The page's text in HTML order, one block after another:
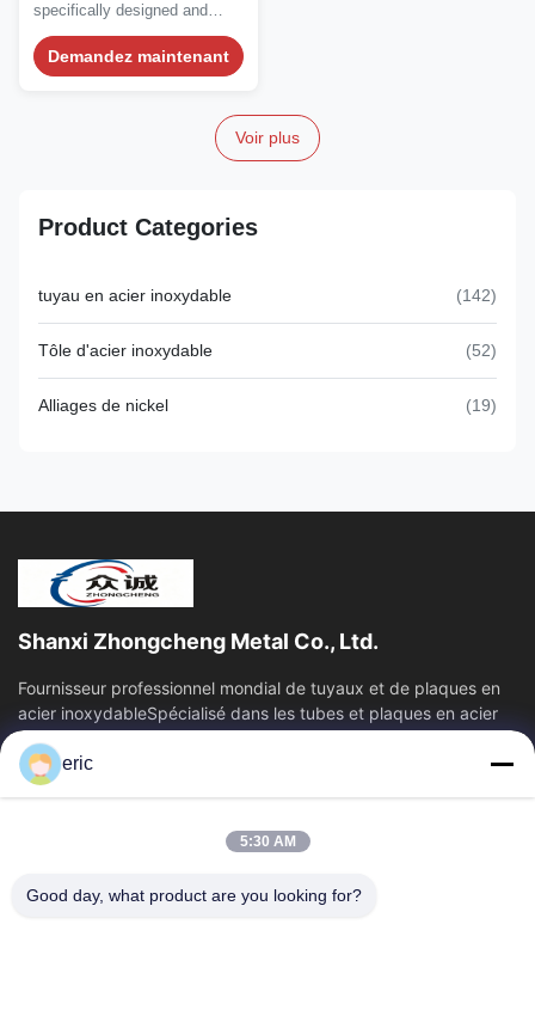
specifically designed and
optimized for...
Demandez maintenant
Voir plus
Product Categories
tuyau en acier inoxydable (142)
Tôle d'acier inoxydable (52)
Alliages de nickel (19)
Shanxi Zhongcheng Metal Co., Ltd.
Fournisseur professionnel mondial de tuyaux et de plaques en
acier inoxydableSpécialisé dans les tubes et plaques en acier
inoxydable, offrant une...
Liens Rapides
Visite D'usine
Contrôle De La Qualité
Contact
eric
5:30 AM
Good day, what product are you looking for?